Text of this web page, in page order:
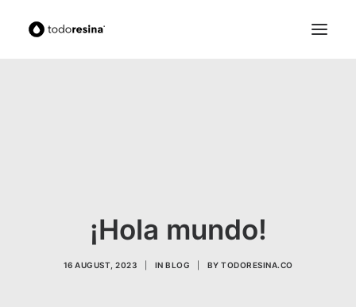
¡Hola mundo!
16 AUGUST, 2023 IN BLOG BY TODORESINA.CO